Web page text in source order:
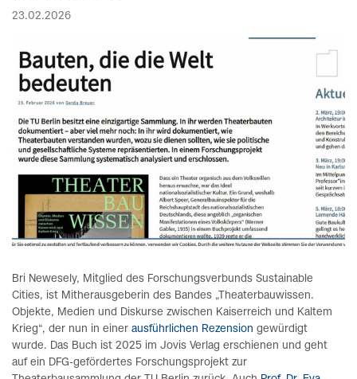
23.02.2026
Bri Newesely, Mitglied des Forschungsverbunds Sustainable
Cities, ist Mitherausgeberin des Bandes „Theaterbauwissen.
Objekte, Medien und Diskurse zwischen Kaiserreich und Kaltem
Krieg“, der nun in einer ausführlichen Rezension gewürdigt
wurde. Das Buch ist 2025 im Jovis Verlag erschienen und geht
auf ein DFG-gefördertes Forschungsprojekt zur